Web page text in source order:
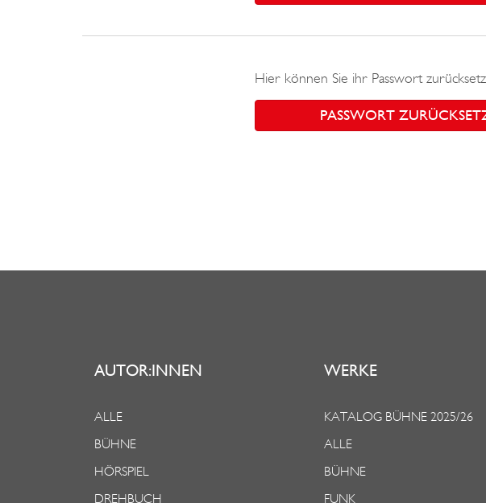
Hier können Sie ihr Passwort
PASSWORT
AUTOR:INNEN
ALLE
BÜHNE
HÖRSPIEL
DREHBUCH
WERKE
KATALOG BÜHNE 2025/26
ALLE
BÜHNE
FUNK